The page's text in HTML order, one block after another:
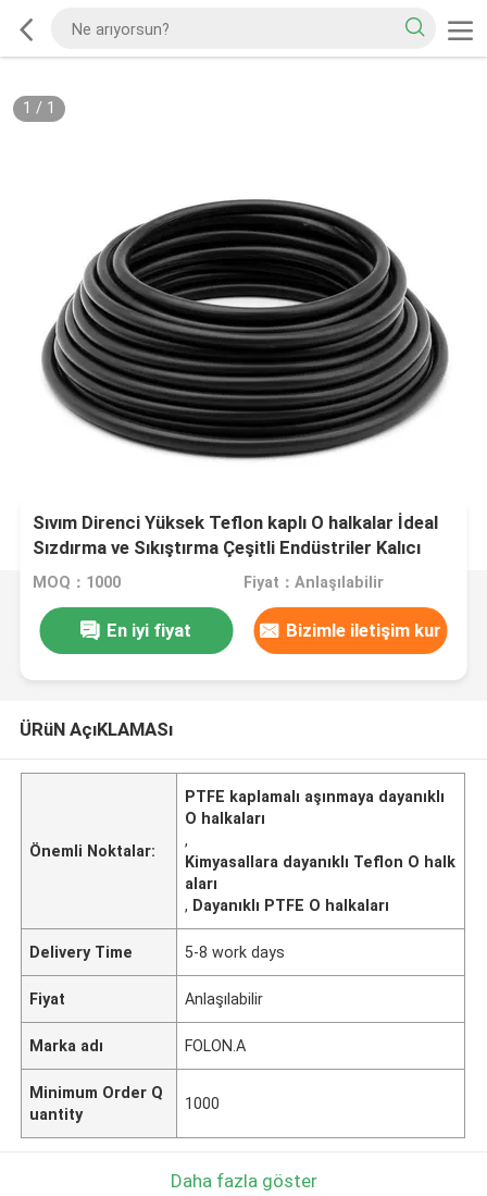
1 / 1
Sıvım Direnci Yüksek Teflon kaplı O halkalar İdeal
Sızdırma ve Sıkıştırma Çeşitli Endüstriler Kalıcı
Kimyasal Direnci
MOQ：1000 Fiyat：Anlaşılabilir
En iyi fiyat Bizimle iletişim kur
ÜRüN AçıKLAMASı
Önemli Noktalar:
PTFE kaplamalı aşınmaya dayanıklı
O halkaları
,
Kimyasallara dayanıklı Teflon O halk
aları
, Dayanıklı PTFE O halkaları
Delivery Time 5-8 work days
Fiyat Anlaşılabilir
Marka adı FOLON.A
Minimum Order Q
uantity
1000
Daha fazla göster